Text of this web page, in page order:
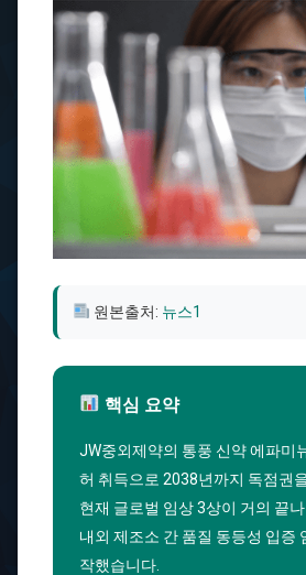
원본출처: 뉴스1
핵심 요약
JW중외제약의 통풍 신약 에파미
허 취득으로 2038년까지 독점권
현재 글로벌 임상 3상이 거의 끝
내외 제조소 간 품질 동등성 입증
작했습니다.